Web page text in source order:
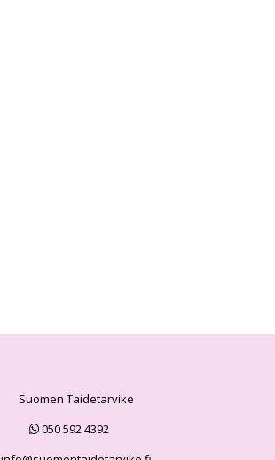
Suomen Taidetarvike
050 592 4392